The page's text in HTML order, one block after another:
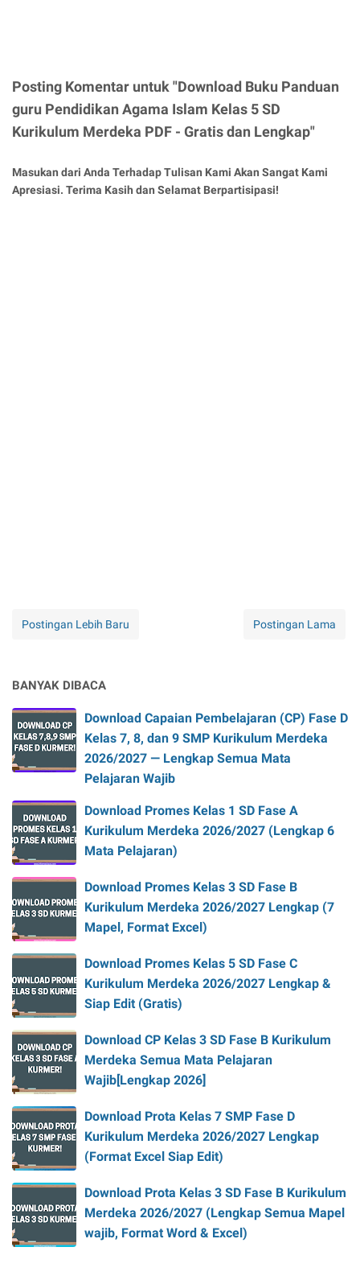
Posting Komentar untuk "Download Buku Panduan
guru Pendidikan Agama Islam Kelas 5 SD
Kurikulum Merdeka PDF - Gratis dan Lengkap"
Masukan dari Anda Terhadap Tulisan Kami Akan Sangat Kami
Apresiasi. Terima Kasih dan Selamat Berpartisipasi!
Postingan Lebih Baru Postingan Lama
BANYAK DIBACA
Download Capaian Pembelajaran (CP) Fase D
Kelas 7, 8, dan 9 SMP Kurikulum Merdeka
2026/2027 — Lengkap Semua Mata
Pelajaran Wajib
Download Promes Kelas 1 SD Fase A
Kurikulum Merdeka 2026/2027 (Lengkap 6
Mata Pelajaran)
Download Promes Kelas 3 SD Fase B
Kurikulum Merdeka 2026/2027 Lengkap (7
Mapel, Format Excel)
Download Promes Kelas 5 SD Fase C
Kurikulum Merdeka 2026/2027 Lengkap &
Siap Edit (Gratis)
Download CP Kelas 3 SD Fase B Kurikulum
Merdeka Semua Mata Pelajaran
Wajib[Lengkap 2026]
Download Prota Kelas 7 SMP Fase D
Kurikulum Merdeka 2026/2027 Lengkap
(Format Excel Siap Edit)
Download Prota Kelas 3 SD Fase B Kurikulum
Merdeka 2026/2027 (Lengkap Semua Mapel
wajib, Format Word & Excel)